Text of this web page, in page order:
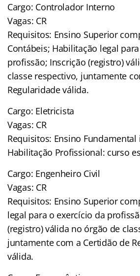
Cargo: Controlador Interno
Vagas: CR
Requisitos: Ensino Superior
Contábeis; Habilitação legal
profissão; Inscrição (registro)
classe respectivo, juntamente
Regularidade válida.
Cargo: Eletricista
Vagas: CR
Requisitos: Ensino
Habilitação Profissional: curso
Cargo: Engenheiro Civil
Vagas: CR
Requisitos: Ensino Superior
legal para o exercício da
(registro) válida no órgão de
juntamente com a Certidão de
válida.